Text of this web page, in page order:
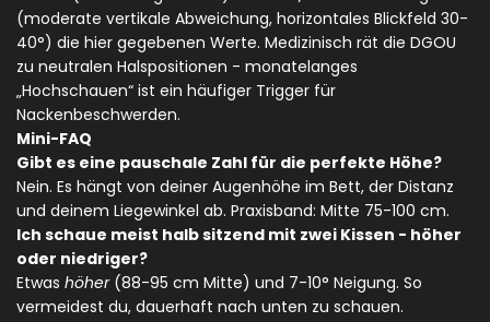
(moderate vertikale Abweichung, horizontales Blickfeld 30-
40°) die hier gegebenen Werte. Medizinisch rät die DGOU
zu neutralen Halspositionen - monatelanges
„Hochschauen“ ist ein häufiger Trigger für
Nackenbeschwerden.
Mini-FAQ
Gibt es eine pauschale Zahl für die perfekte Höhe?
Nein. Es hängt von deiner Augenhöhe im Bett, der Distanz
und deinem Liegewinkel ab. Praxisband: Mitte 75-100 cm.
Ich schaue meist halb sitzend mit zwei Kissen - höher
oder niedriger?
Etwas höher(88-95 cm Mitte) und 7-10° Neigung. So
vermeidest du, dauerhaft nach unten zu schauen.